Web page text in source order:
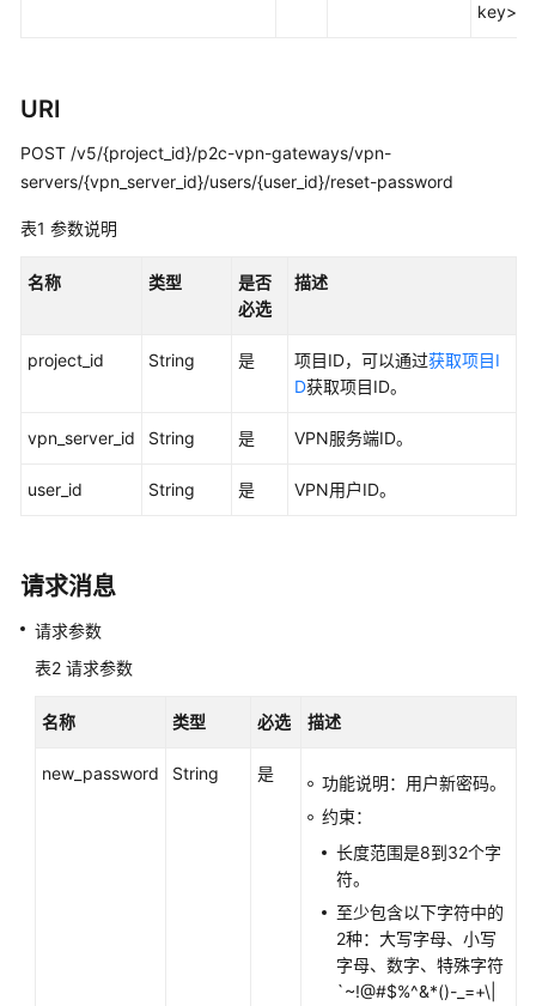
故
除
常
题
参
前
阅
读
API
览
key>
URI
POST /v5/{project_id}/p2c-vpn-gateways/vpn-
servers/{vpn_server_id}/users/{user_id}/reset-password
表1 参数说明
名称 类型
是否
必选
描述
project_id String 是 项目ID，可以通过获取项目I
D获取项目ID。
vpn_server_id String 是 VPN服务端ID。
user_id String 是 VPN用户ID。
请求消息
请求参数
表2 请求参数
名称 类型 必选 描述
new_password String 是
功能说明：用户新密码。
约束：
长度范围是8到32个字
符。
至少包含以下字符中的
2种：大写字母、小写
字母、数字、特殊字符
`~!@#$%^&*()-_=+\|